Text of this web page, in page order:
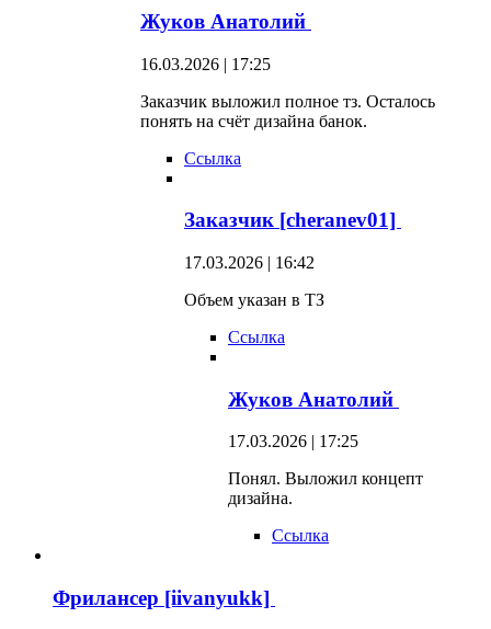
Жуков Анатолий
16.03.2026 | 17:25
Заказчик выложил полное тз. Осталось
понять на счёт дизайна банок.
Ссылка
Заказчик [cheranev01]
17.03.2026 | 16:42
Объем указан в ТЗ
Ссылка
Жуков Анатолий
17.03.2026 | 17:25
Понял. Выложил концепт
дизайна.
Ссылка
Фрилансер [iivanyukk]